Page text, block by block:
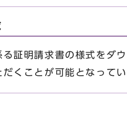
証明請求書の様式をダ
くことが可能となって